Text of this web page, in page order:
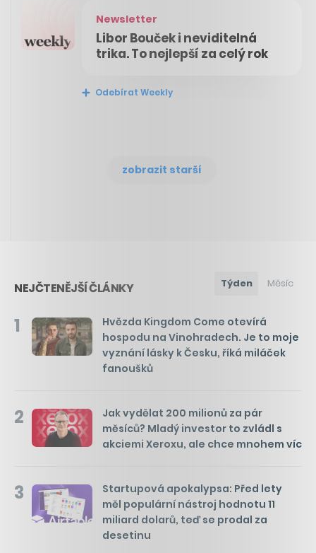
Newsletter
Libor Bouček i neviditelná
trika. To nejlepší za celý rok
Odebírat Weekly
zobrazit starší
NEJČTENĚJŠÍ ČLÁNKY Týden Měsíc
1
Hvězda Kingdom Come otevírá
hospodu na Vinohradech. Je to moje
vyznání lásky k Česku, říká miláček
fanoušků
2
Jak vydělat 200 milionů za pár
měsíců? Mladý investor to zvládl s
akciemi Xeroxu, ale chce mnohem víc
3
Startupová apokalypsa: Před lety
měl populární nástroj hodnotu 11
miliard dolarů, teď se prodal za
desetinu